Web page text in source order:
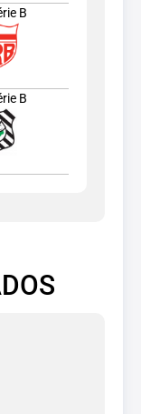
B
B